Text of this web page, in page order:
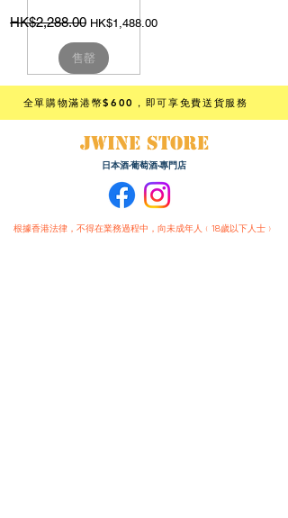
一般價格
HK$2,288.00 促銷價格
HK$1,488.00
售罄
全單購物滿港幣$600 ，即可享免費送貨服務
JWINE STORE
日本酒·葡萄酒·專門店
根據香港法律，不得在業務過程中，向未成年人﹙18歲以下人士﹚